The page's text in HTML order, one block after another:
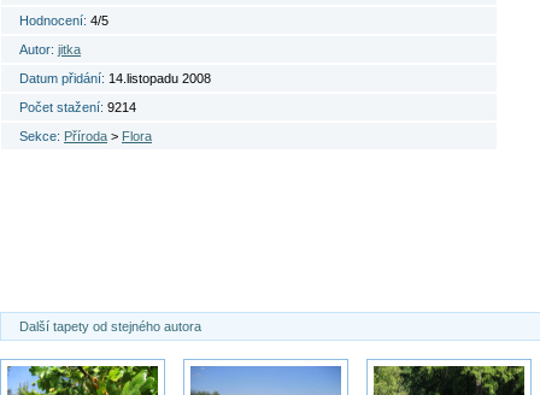
Hodnocení: 4/5
Autor: jitka
Datum přidání: 14.listopadu 2008
Počet stažení: 9214
Sekce: Příroda > Flora
Další tapety od stejného autora